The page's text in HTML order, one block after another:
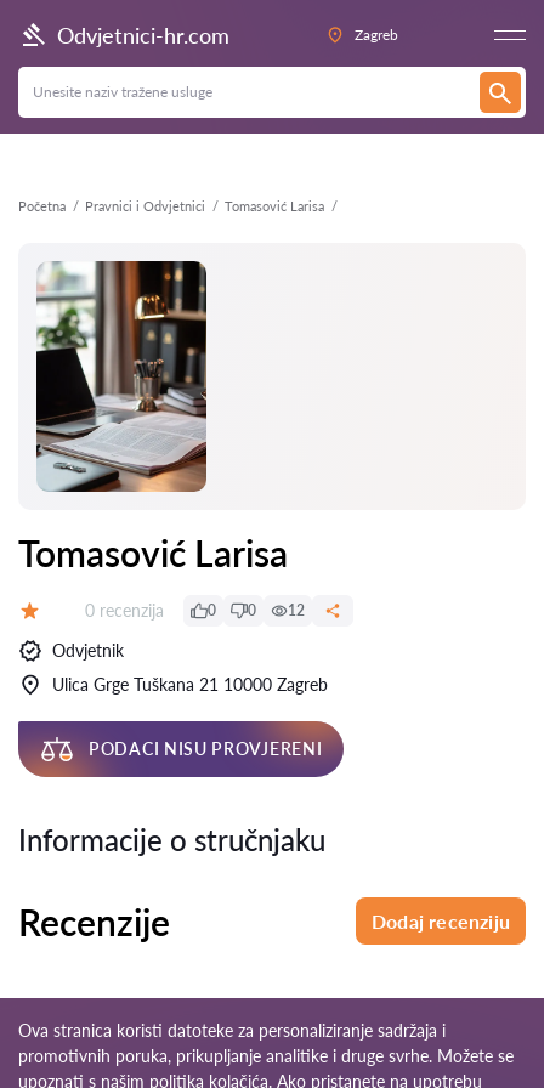
Odvjetnici-hr.com Zagreb
Početna Pravnici i Odvjetnici Tomasović Larisa
Natrag
Tomasović Larisa
Recenzija:
0 recenzija 0 0 12
Odvjetnik
Ulica Grge Tuškana 21 10000 Zagreb
PODACI NISU PROVJERENI
Informacije o stručnjaku
Recenzije Dodaj recenziju
Ova stranica koristi datoteke za personaliziranje sadržaja i
promotivnih poruka, prikupljanje analitike i druge svrhe. Možete se
upoznati s našim politika kolačića. Ako pristanete na upotrebu